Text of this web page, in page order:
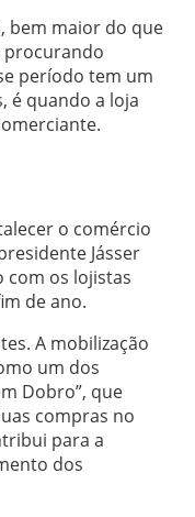
bem maior do que
procurando
período tem um
é quando a loja
o comércio
Jásser
com os lojistas
de ano.
A mobilização
um dos
Dobro”, que
compras no
para a
dos